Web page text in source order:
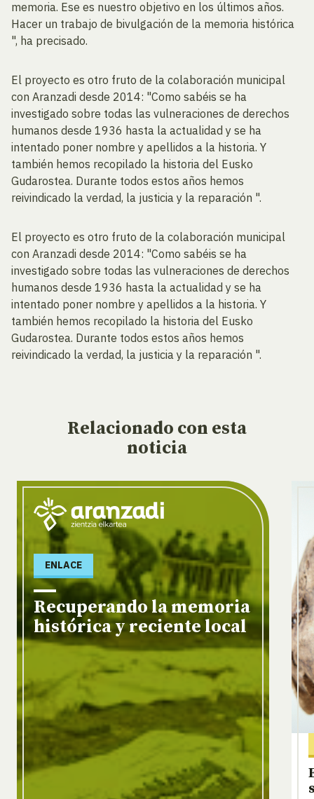
memoria. Ese es nuestro objetivo en los últimos años.
Hacer un trabajo de bivulgación de la memoria histórica
", ha precisado.
El proyecto es otro fruto de la colaboración municipal
con Aranzadi desde 2014: "Como sabéis se ha
investigado sobre todas las vulneraciones de derechos
humanos desde 1936 hasta la actualidad y se ha
intentado poner nombre y apellidos a la historia. Y
también hemos recopilado la historia del Eusko
Gudarostea. Durante todos estos años hemos
reivindicado la verdad, la justicia y la reparación ".
El proyecto es otro fruto de la colaboración municipal
con Aranzadi desde 2014: "Como sabéis se ha
investigado sobre todas las vulneraciones de derechos
humanos desde 1936 hasta la actualidad y se ha
intentado poner nombre y apellidos a la historia. Y
también hemos recopilado la historia del Eusko
Gudarostea. Durante todos estos años hemos
reivindicado la verdad, la justicia y la reparación ".
Relacionado con esta
noticia
ENLACE
Recuperando la memoria
histórica y reciente local